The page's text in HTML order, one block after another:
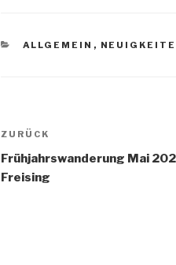
KATEGORIEN
ALLGEMEIN ,
Beitragsnavigation
Vorheriger
Beitrag
ZURÜCK
Frühjahrswanderung Mai
Freising